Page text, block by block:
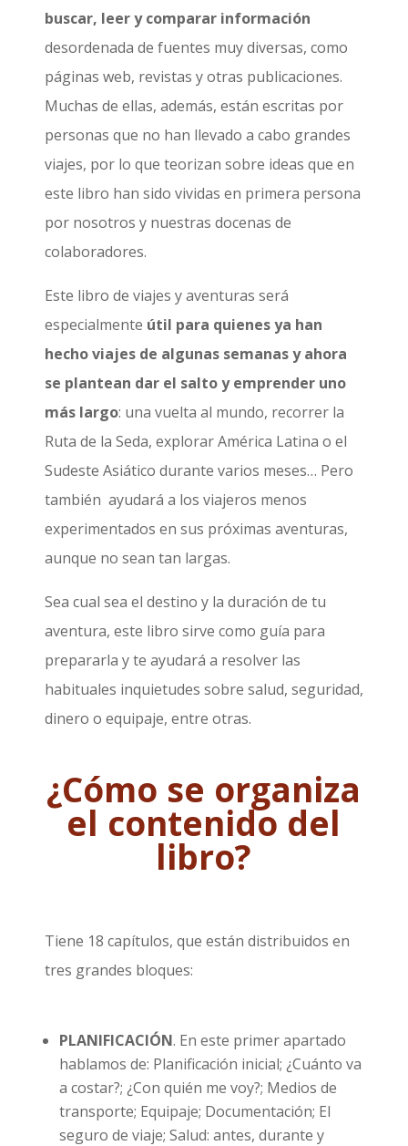
buscar, leer y comparar información
desordenada de fuentes muy diversas, como
páginas web, revistas y otras publicaciones.
Muchas de ellas, además, están escritas por
personas que no han llevado a cabo grandes
viajes, por lo que teorizan sobre ideas que en
este libro han sido vividas en primera persona
por nosotros y nuestras docenas de
colaboradores.
Este libro de viajes y aventuras será
especialmente útil para quienes ya han
hecho viajes de algunas semanas y ahora
se plantean dar el salto y emprender uno
más largo: una vuelta al mundo, recorrer la
Ruta de la Seda, explorar América Latina o el
Sudeste Asiático durante varios meses… Pero
también ayudará a los viajeros menos
experimentados en sus próximas aventuras,
aunque no sean tan largas.
Sea cual sea el destino y la duración de tu
aventura, este libro sirve como guía para
prepararla y te ayudará a resolver las
habituales inquietudes sobre salud, seguridad,
dinero o equipaje, entre otras.
¿Cómo se organiza
el contenido del
libro?
Tiene 18 capítulos, que están distribuidos en
tres grandes bloques:
PLANIFICACIÓN. En este primer apartado
hablamos de: Planificación inicial; ¿Cuánto va
a costar?; ¿Con quién me voy?; Medios de
transporte; Equipaje; Documentación; El
seguro de viaje; Salud: antes, durante y